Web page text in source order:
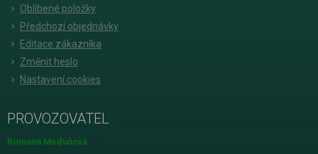
Oblíbené položky
Předchozí objednávky
Editace zákazníka
Změnit heslo
Nastavení cookies
PROVOZOVATEL
Romana Meduňová